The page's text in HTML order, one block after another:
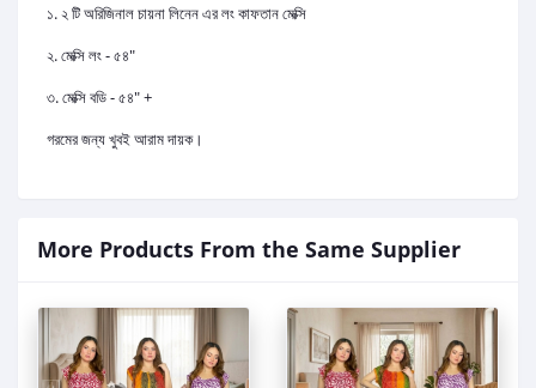
১. ২ টি অরিজিনাল চায়না লিনেন এর লং কাফতান মেক্সি
২. মেক্সি লং - ৫৪"
৩. মেক্সি বডি - ৫৪" +
গরমের জন্য খুবই আরাম দায়ক।
More Products From the Same Supplier